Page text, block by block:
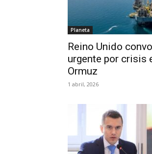
Planeta
Reino Unido
urgente por crisis
Ormuz
1 abril, 2026